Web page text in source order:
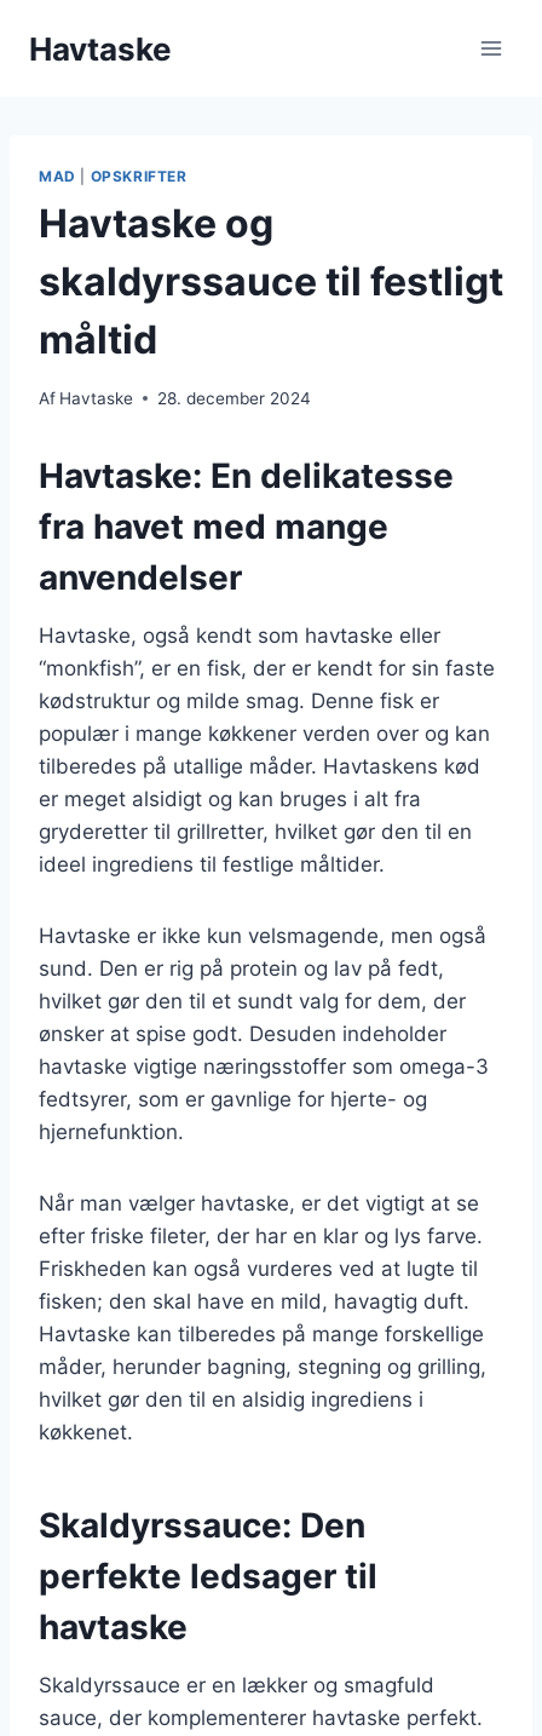
Havtaske
MAD OPSKRIFTER
Havtaske og
skaldyrssauce til festligt
måltid
Af Havtaske 28. december 2024
Havtaske: En delikatesse
fra havet med mange
anvendelser
Havtaske, også kendt som havtaske eller
“monkfish”, er en fisk, der er kendt for sin faste
kødstruktur og milde smag. Denne fisk er
populær i mange køkkener verden over og kan
tilberedes på utallige måder. Havtaskens kød
er meget alsidigt og kan bruges i alt fra
gryderetter til grillretter, hvilket gør den til en
ideel ingrediens til festlige måltider.
Havtaske er ikke kun velsmagende, men også
sund. Den er rig på protein og lav på fedt,
hvilket gør den til et sundt valg for dem, der
ønsker at spise godt. Desuden indeholder
havtaske vigtige næringsstoffer som omega-3
fedtsyrer, som er gavnlige for hjerte- og
hjernefunktion.
Når man vælger havtaske, er det vigtigt at se
efter friske fileter, der har en klar og lys farve.
Friskheden kan også vurderes ved at lugte til
fisken; den skal have en mild, havagtig duft.
Havtaske kan tilberedes på mange forskellige
måder, herunder bagning, stegning og grilling,
hvilket gør den til en alsidig ingrediens i
køkkenet.
Skaldyrssauce: Den
perfekte ledsager til
havtaske
Skaldyrssauce er en lækker og smagfuld
sauce, der komplementerer havtaske perfekt.